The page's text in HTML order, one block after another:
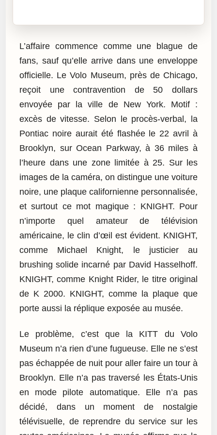
L’affaire commence comme une blague de
fans, sauf qu’elle arrive dans une enveloppe
officielle. Le Volo Museum, près de Chicago,
reçoit une contravention de 50 dollars
envoyée par la ville de New York. Motif :
excès de vitesse. Selon le procès-verbal, la
Pontiac noire aurait été flashée le 22 avril à
Brooklyn, sur Ocean Parkway, à 36 miles à
l’heure dans une zone limitée à 25. Sur les
images de la caméra, on distingue une voiture
noire, une plaque californienne personnalisée,
et surtout ce mot magique : KNIGHT. Pour
n’importe quel amateur de télévision
américaine, le clin d’œil est évident. KNIGHT,
comme Michael Knight, le justicier au
brushing solide incarné par David Hasselhoff.
KNIGHT, comme Knight Rider, le titre original
de K 2000. KNIGHT, comme la plaque que
porte aussi la réplique exposée au musée.
Le problème, c’est que la KITT du Volo
Museum n’a rien d’une fugueuse. Elle ne s’est
pas échappée de nuit pour aller faire un tour à
Brooklyn. Elle n’a pas traversé les États-Unis
en mode pilote automatique. Elle n’a pas
décidé, dans un moment de nostalgie
télévisuelle, de reprendre du service sur les